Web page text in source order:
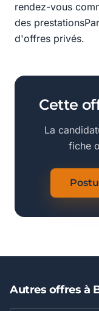
rendez-vous
des
d'offres privés.
Cette
La
fiche
Autres offres à